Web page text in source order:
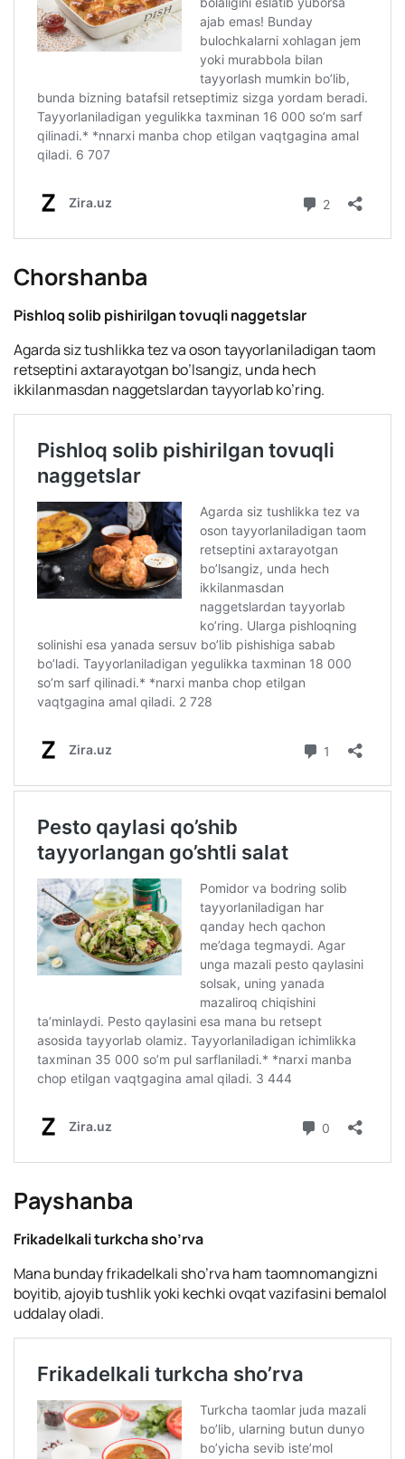
Chorshanba
Pishloq solib pishirilgan tovuqli naggetslar
Agarda siz tushlikka tez va oson tayyorlaniladigan taom
retseptini axtarayotgan bo’lsangiz, unda hech
ikkilanmasdan naggetslardan tayyorlab ko’ring.
Payshanba
Frikadelkali turkcha sho’rva
Mana bunday frikadelkali sho’rva ham taomnomangizni
boyitib, ajoyib tushlik yoki kechki ovqat vazifasini bemalol
uddalay oladi.